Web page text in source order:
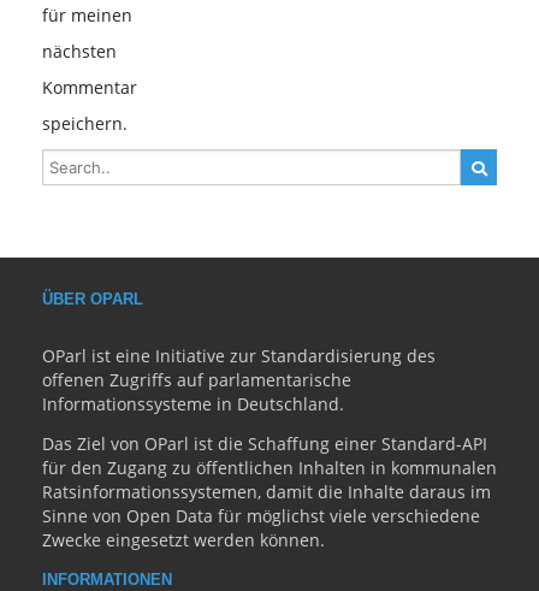
für meinen
nächsten
Kommentar
speichern.
ÜBER OPARL
OParl ist eine Initiative zur Standardisierung des
offenen Zugriffs auf parlamentarische
Informationssysteme in Deutschland.
Das Ziel von OParl ist die Schaffung einer Standard-API
für den Zugang zu öffentlichen Inhalten in kommunalen
Ratsinformationssystemen, damit die Inhalte daraus im
Sinne von Open Data für möglichst viele verschiedene
Zwecke eingesetzt werden können.
INFORMATIONEN